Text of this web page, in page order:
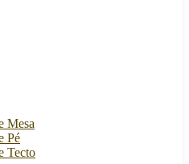
Mesa
Pé
Tecto